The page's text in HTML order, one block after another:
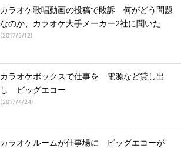
カラオケ歌唱動画の投稿で敗訴 何がどう問題
なのか、カラオケ大手メーカー2社に聞いた
(2017/5/12)
カラオケボックスで仕事を 電源など貸し出
し ビッグエコー
(2017/4/24)
カラオケルームが仕事場に ビッグエコーが